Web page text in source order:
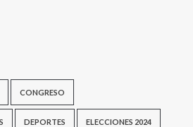
CONGRESO
DEPORTES ELECCIONES 2024